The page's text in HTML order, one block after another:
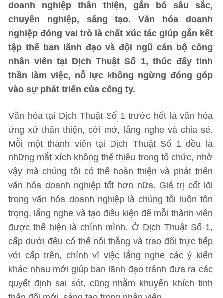
doanh nghiệp thân thiện, gắn bó sâu sắc,
chuyên nghiệp, sáng tạo. Văn hóa doanh
nghiệp đóng vai trò là chất xúc tác giúp gắn kết
tập thể ban lãnh đạo và đội ngũ cán bộ công
nhân viên tại Dịch Thuật Số 1, thúc đẩy tinh
thần làm việc, nỗ lực không ngừng đóng góp
vào sự phát triển của công ty.
Văn hóa tại Dịch Thuật Số 1 trước hết là văn hóa
ứng xử thân thiện, cởi mở, lắng nghe và chia sẻ.
Mỗi một thành viên tại Dịch Thuật Số 1 đều là
những mắt xích không thể thiếu trong tổ chức, nhờ
vậy mà chúng tôi có thể hoàn thiện và phát triển
văn hóa doanh nghiệp tốt hơn nữa. Giá trị cốt lõi
trong văn hóa doanh nghiệp là chúng tôi luôn tôn
trọng, lắng nghe và tạo điều kiện để mỗi thành viên
được thể hiện là chính mình. Ở Dịch Thuật Số 1,
cấp dưới đều có thể nói thẳng và trao đổi trực tiếp
với cấp trên, chính vì việc lắng nghe các ý kiến
khác nhau mới giúp ban lãnh đạo tránh đưa ra các
quyết định sai sót, cũng nhằm khuyến khích tinh